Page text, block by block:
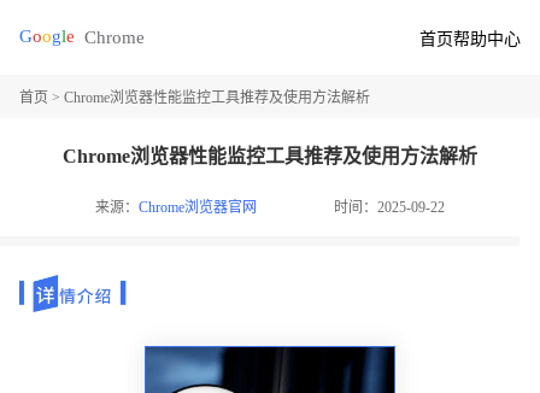
首页帮助中心
首页 > Chrome浏览器性能监控工具推荐及使用方法解析
Chrome浏览器性能监控工具推荐及使用方法解析
来源：Chrome浏览器官网 时间：2025-09-22